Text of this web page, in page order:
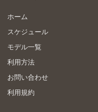
ホーム
スケジュール
モデル一覧
利用方法
お問い合わせ
利用規約